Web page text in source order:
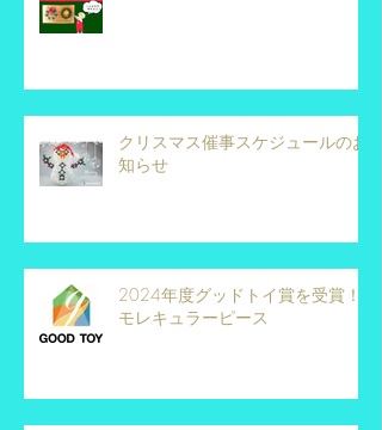
クリスマス催事スケジュールのお
知らせ
2024年度グッドトイ賞を受賞！
モレキュラーピース